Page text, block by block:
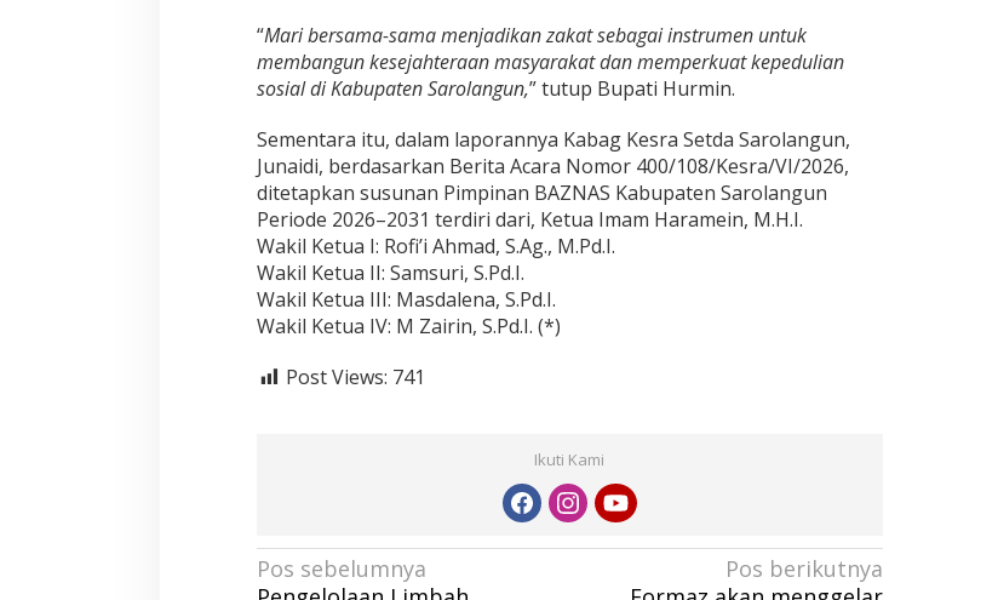
“Mari bersama-sama menjadikan zakat sebagai instrumen untuk
membangun kesejahteraan masyarakat dan memperkuat kepedulian
sosial di Kabupaten Sarolangun,” tutup Bupati Hurmin.
Sementara itu, dalam laporannya Kabag Kesra Setda Sarolangun,
Junaidi, berdasarkan Berita Acara Nomor 400/108/Kesra/VI/2026,
ditetapkan susunan Pimpinan BAZNAS Kabupaten Sarolangun
Periode 2026–2031 terdiri dari, Ketua Imam Haramein, M.H.I.
Wakil Ketua I: Rofi’i Ahmad, S.Ag., M.Pd.I.
Wakil Ketua II: Samsuri, S.Pd.I.
Wakil Ketua III: Masdalena, S.Pd.I.
Wakil Ketua IV: M Zairin, S.Pd.I. (*)
Post Views: 741
Ikuti Kami
N
Pos sebelumnya
Pos berikutnya